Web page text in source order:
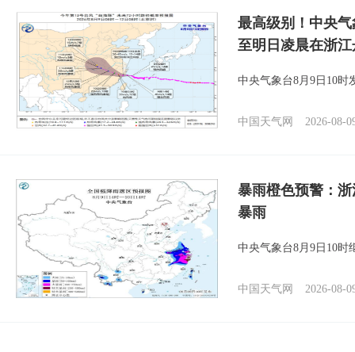
最高级别！中央
至明日凌晨在浙
中央气象台8月9日10时
中国天气网 2026-08-
暴雨橙色预警：
暴雨
中央气象台8月9日10时
中国天气网 2026-08-